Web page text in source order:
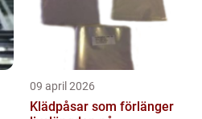
09 april 2026
Klädpåsar som förlänger